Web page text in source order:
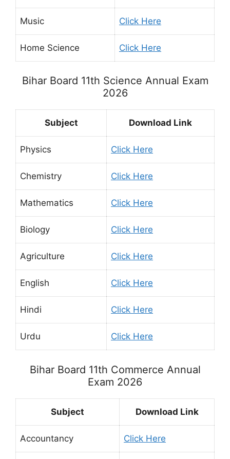
Music Click Here
Home Science Click Here
Bihar Board 11th Science Annual Exam
2026
Subject Download Link
Physics Click Here
Chemistry Click Here
Mathematics Click Here
Biology Click Here
Agriculture Click Here
English Click Here
Hindi Click Here
Urdu Click Here
Bihar Board 11th Commerce Annual
Exam 2026
Subject Download Link
Accountancy Click Here